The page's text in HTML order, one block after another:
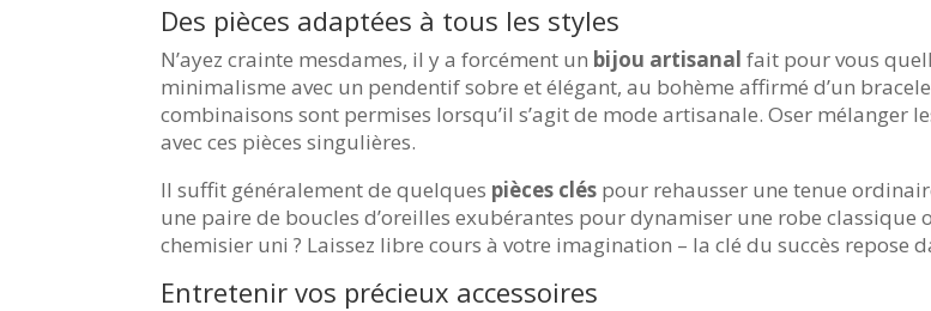
Des pièces adaptées à tous les styles
N’ayez crainte mesdames, il y a forcément un bijou artisanal fait pour vous
minimalisme avec un pendentif sobre et élégant, au bohème affirmé d’un
combinaisons sont permises lorsqu’il s’agit de mode artisanale. Oser mélanger
avec ces pièces singulières.
Il suffit généralement de quelques pièces clés pour rehausser une tenue
une paire de boucles d’oreilles exubérantes pour dynamiser une robe
chemisier uni ? Laissez libre cours à votre imagination – la clé du succès repose
Entretenir vos précieux accessoires